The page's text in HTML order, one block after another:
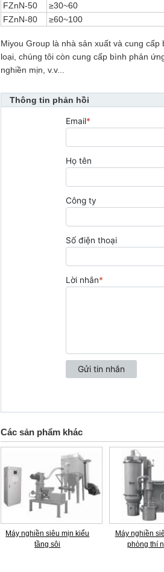
FZnN-50
≥30~60
FZnN-80
≥60~100
Miyou Group là nhà sản xuất và cung
loại, chúng tôi còn cung cấp bình phản
nghiền mịn, v.v...
Thông tin phản hồi
Các sản phẩm khác
Máy nghiền siêu mịn kiểu
tầng sôi
Máy nghiền
phòng thí